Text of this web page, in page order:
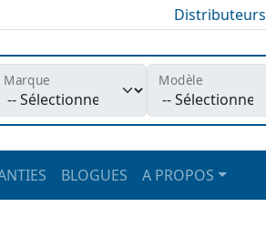
Distributeurs
Marque Modèle
BLOGUES A PROPOS